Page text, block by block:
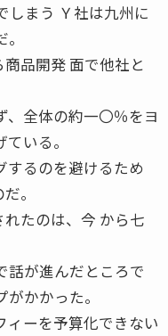
しまう Ｙ社は九州に
品開発 面で他社と
、全体の約一〇％をヨ
いる。
するのを避けるため
。
たのは、今 から七
話が進んだところで
かかった。
ィーを予算化できない